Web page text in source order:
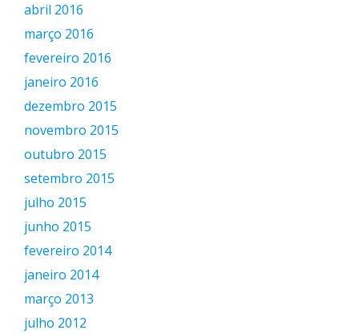
abril 2016
março 2016
fevereiro 2016
janeiro 2016
dezembro 2015
novembro 2015
outubro 2015
setembro 2015
julho 2015
junho 2015
fevereiro 2014
janeiro 2014
março 2013
julho 2012